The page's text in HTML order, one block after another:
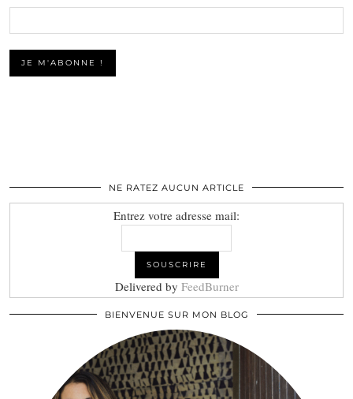
NE RATEZ AUCUN ARTICLE
Entrez votre adresse mail:
Delivered by FeedBurner
BIENVENUE SUR MON BLOG